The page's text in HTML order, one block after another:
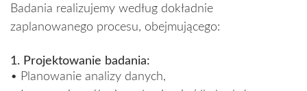
Badania realizujemy według dokładnie
zaplanowanego procesu, obejmującego:
1. Projektowanie badania:
• Planowanie analizy danych,